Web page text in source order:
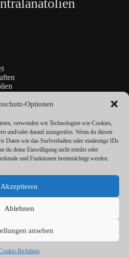
Optionen
verwenden wir Technologien wie Cookies,
und/oder darauf zuzugreifen. Wenn du diesen
Daten wie das Surfverhalten oder eindeutige IDs
du deine Einwilligung nicht erteilst oder
und Funktionen beeinträchtigt werden.
Akzeptieren
Ablehnen
ansehen
Richtlinie
2026